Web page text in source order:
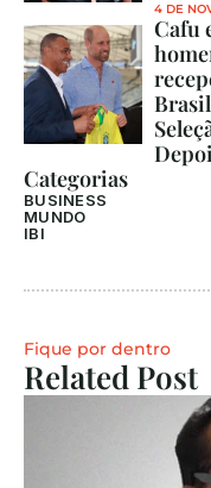
4 DE
Cafu
Categorias
BUSINESS
MUNDO
IBI
Fique por dentro
Related Post